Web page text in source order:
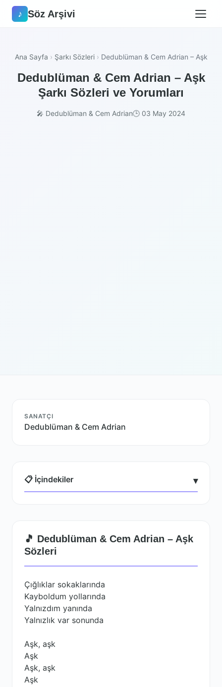
♪ Söz Arşivi
Ana Sayfa › Şarkı Sözleri › Dedublüman & Cem Adrian – Aşk
Dedublüman & Cem Adrian – Aşk
Şarkı Sözleri ve Yorumları
🎤 Dedublüman & Cem Adrian🕒 03 May 2024
SANATÇI
Dedublüman & Cem Adrian
📋 İçindekiler ▾
🎵 Dedublüman & Cem Adrian – Aşk
Sözleri
Çığlıklar sokaklarında
Kayboldum yollarında
Yalnızdım yanında
Yalnızlık var sonunda
Aşk, aşk
Aşk
Aşk, aşk
Aşk